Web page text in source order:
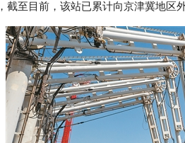
，截至目前，该站已累计向京津冀地区